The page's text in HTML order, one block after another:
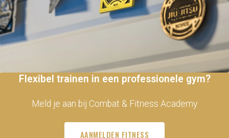
Tarieven
Impressie
NL
Flexibel trainen in een professionele gym?
Meld je aan bij Combat & Fitness Academy
AANMELDEN FITNESS